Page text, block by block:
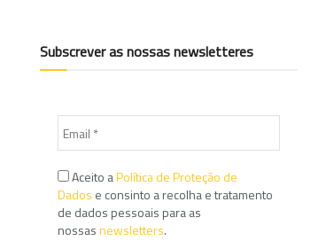
Subscrever as nossas newsletteres
Aceito aPolítica de Proteção de
Dados e consinto a recolha e tratamento
de dados pessoais para as
nossasnewsletters.